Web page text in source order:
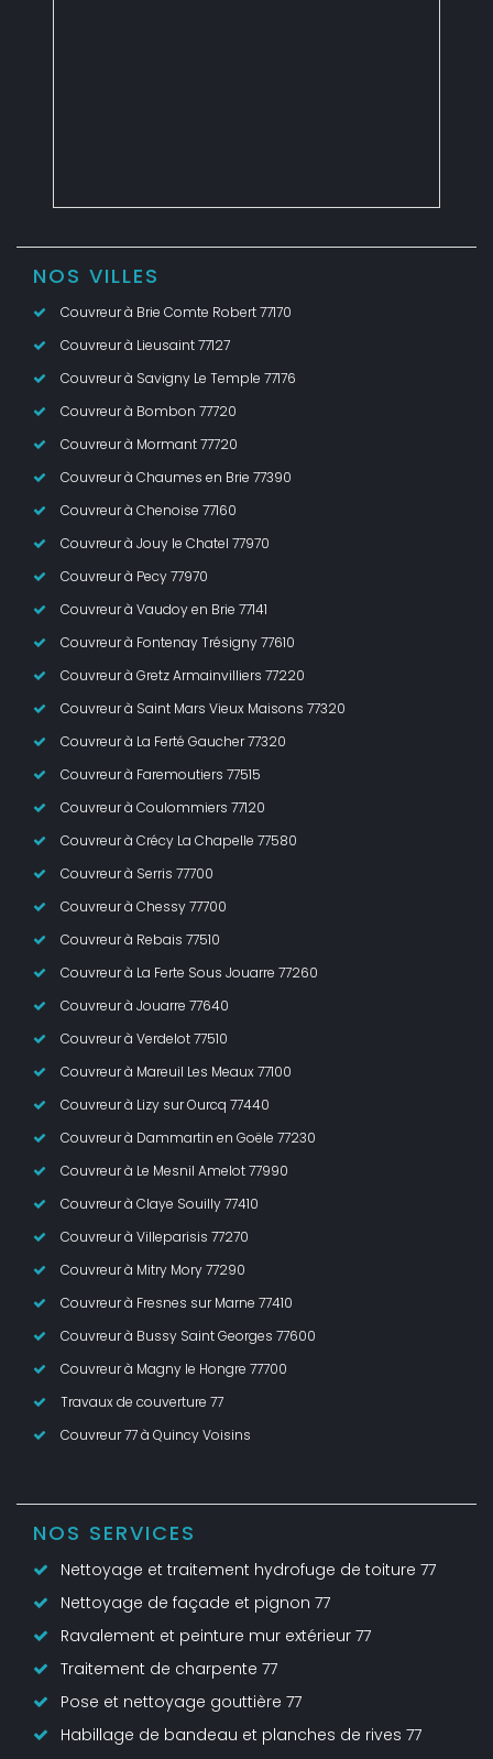
NOS VILLES
Couvreur à Brie Comte Robert 77170
Couvreur à Lieusaint 77127
Couvreur à Savigny Le Temple 77176
Couvreur à Bombon 77720
Couvreur à Mormant 77720
Couvreur à Chaumes en Brie 77390
Couvreur à Chenoise 77160
Couvreur à Jouy le Chatel 77970
Couvreur à Pecy 77970
Couvreur à Vaudoy en Brie 77141
Couvreur à Fontenay Trésigny 77610
Couvreur à Gretz Armainvilliers 77220
Couvreur à Saint Mars Vieux Maisons 77320
Couvreur à La Ferté Gaucher 77320
Couvreur à Faremoutiers 77515
Couvreur à Coulommiers 77120
Couvreur à Crécy La Chapelle 77580
Couvreur à Serris 77700
Couvreur à Chessy 77700
Couvreur à Rebais 77510
Couvreur à La Ferte Sous Jouarre 77260
Couvreur à Jouarre 77640
Couvreur à Verdelot 77510
Couvreur à Mareuil Les Meaux 77100
Couvreur à Lizy sur Ourcq 77440
Couvreur à Dammartin en Goële 77230
Couvreur à Le Mesnil Amelot 77990
Couvreur à Claye Souilly 77410
Couvreur à Villeparisis 77270
Couvreur à Mitry Mory 77290
Couvreur à Fresnes sur Marne 77410
Couvreur à Bussy Saint Georges 77600
Couvreur à Magny le Hongre 77700
Travaux de couverture 77
Couvreur 77 à Quincy Voisins
NOS SERVICES
Nettoyage et traitement hydrofuge de toiture 77
Nettoyage de façade et pignon 77
Ravalement et peinture mur extérieur 77
Traitement de charpente 77
Pose et nettoyage gouttière 77
Habillage de bandeau et planches de rives 77